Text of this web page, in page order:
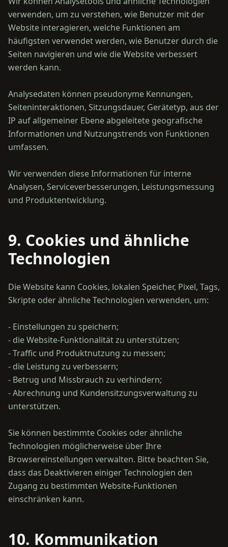
verwenden, um zu verstehen, wie Benutzer mit der
Website interagieren, welche Funktionen am
häufigsten verwendet werden, wie Benutzer durch die
Seiten navigieren und wie die Website verbessert
werden kann.
Analysedaten können pseudonyme Kennungen,
Seiteninteraktionen, Sitzungsdauer, Gerätetyp, aus der
IP auf allgemeiner Ebene abgeleitete geografische
Informationen und Nutzungstrends von Funktionen
umfassen.
Wir verwenden diese Informationen für interne
Analysen, Serviceverbesserungen, Leistungsmessung
9. Cookies und ähnliche
Technologien
Die Website kann Cookies, lokalen Speicher, Pixel, Tags,
Skripte oder ähnliche Technologien verwenden, um:
- Einstellungen zu speichern;
- die Website-Funktionalität zu unterstützen;
- Traffic und Produktnutzung zu messen;
- die Leistung zu verbessern;
- Betrug und Missbrauch zu verhindern;
- Abrechnung und Kundensitzungsverwaltung zu
unterstützen.
Sie können bestimmte Cookies oder ähnliche
Technologien möglicherweise über Ihre
Browsereinstellungen verwalten. Bitte beachten Sie,
dass das Deaktivieren einiger Technologien den
Zugang zu bestimmten Website-Funktionen
10. Kommunikation